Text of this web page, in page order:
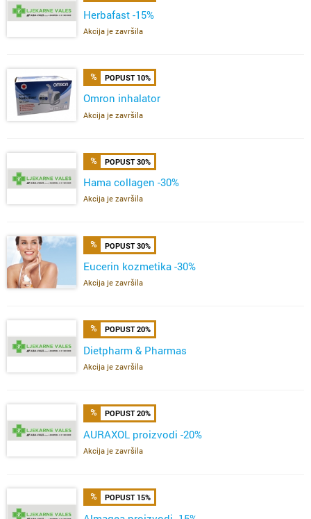
Herbafast -15%
Akcija je završila
POPUST 10%
Omron inhalator
Akcija je završila
POPUST 30%
Hama collagen -30%
Akcija je završila
POPUST 30%
Eucerin kozmetika -30%
Akcija je završila
POPUST 20%
Dietpharm & Pharmas
Akcija je završila
POPUST 20%
AURAXOL proizvodi -20%
Akcija je završila
POPUST 15%